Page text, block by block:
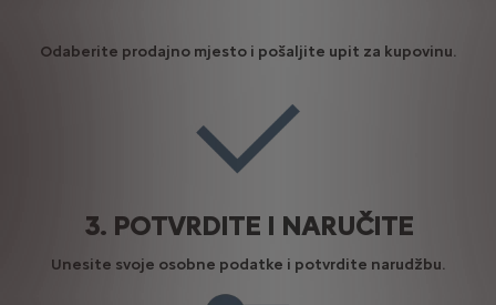
Odaberite prodajno mjesto i pošaljite upit za kupovinu.
3. POTVRDITE I NARUČITE
Unesite svoje osobne podatke i potvrdite narudžbu.